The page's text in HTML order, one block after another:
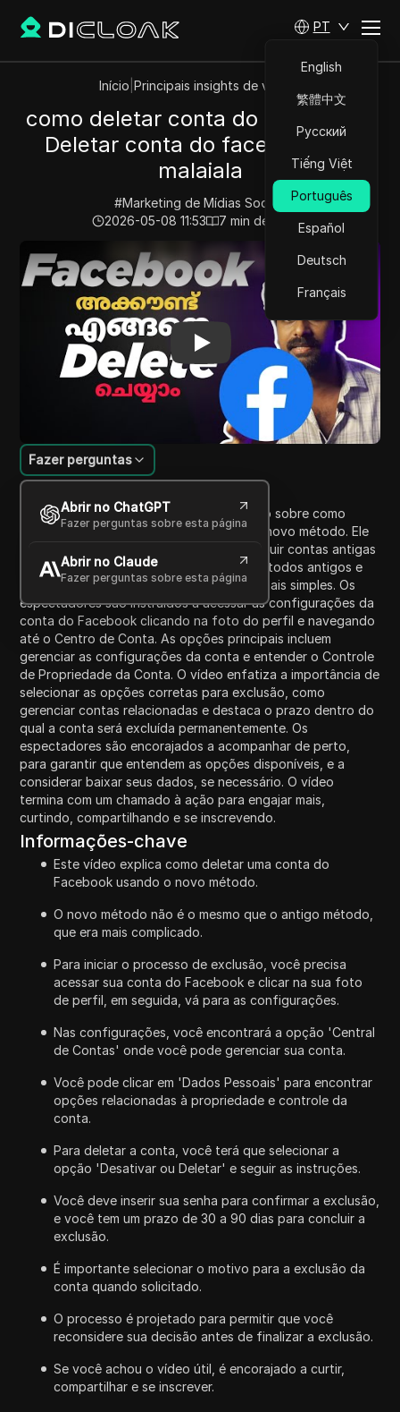
PT
English
繁體中文
Русский
Tiếng Việt
Português
Español
Deutsch
Français
Início Principais insights de vídeos
como deletar conta do facebook |
Deletar conta do facebook em
malaiala
#Marketing de Mídias Sociais
2026-05-08 11:53
7 min de leitura
Play Video: como deletar conta do facebook | Deletar
Introdução ao Conteúdo
Fazer perguntas
Abrir no ChatGPT
Fazer perguntas sobre esta página
Abrir no Claude
Fazer perguntas sobre esta página
Este vídeo fornece um guia passo a passo sobre como
excluir sua conta do Facebook usando o novo método. Ele
começa explicando a necessidade de excluir contas antigas
ou indesejadas. O processo evoluiu de métodos antigos e
complicados para uma nova abordagem mais simples. Os
espectadores são instruídos a acessar as configurações da
conta do Facebook clicando na foto do perfil e navegando
até o Centro de Conta. As opções principais incluem
gerenciar as configurações da conta e entender o Controle
de Propriedade da Conta. O vídeo enfatiza a importância de
selecionar as opções corretas para exclusão, como
gerenciar contas relacionadas e destaca o prazo dentro do
qual a conta será excluída permanentemente. Os
espectadores são encorajados a acompanhar de perto,
para garantir que entendem as opções disponíveis, e a
considerar baixar seus dados, se necessário. O vídeo
termina com um chamado à ação para engajar mais,
curtindo, compartilhando e se inscrevendo.
Informações-chave
Este vídeo explica como deletar uma conta do
Facebook usando o novo método.
O novo método não é o mesmo que o antigo método,
que era mais complicado.
Para iniciar o processo de exclusão, você precisa
acessar sua conta do Facebook e clicar na sua foto
de perfil, em seguida, vá para as configurações.
Nas configurações, você encontrará a opção 'Central
de Contas' onde você pode gerenciar sua conta.
Você pode clicar em 'Dados Pessoais' para encontrar
opções relacionadas à propriedade e controle da
conta.
Para deletar a conta, você terá que selecionar a
opção 'Desativar ou Deletar' e seguir as instruções.
Você deve inserir sua senha para confirmar a exclusão,
e você tem um prazo de 30 a 90 dias para concluir a
exclusão.
É importante selecionar o motivo para a exclusão da
conta quando solicitado.
O processo é projetado para permitir que você
reconsidere sua decisão antes de finalizar a exclusão.
Se você achou o vídeo útil, é encorajado a curtir,
compartilhar e se inscrever.